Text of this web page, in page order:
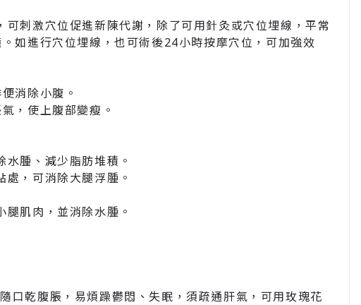
刺激穴位促進新陳代謝，除了可用針灸或穴位埋線，平常
如進行穴位埋線，也可術後24小時按摩穴位，可加強效
消除小腹。
，使上腹部變瘦。
腫、減少脂肪堆積。
，可消除大腿浮腫。
肌肉，並消除水腫。
口乾腹脹，易煩躁鬱悶、失眠，須疏通肝氣，可用玫瑰花